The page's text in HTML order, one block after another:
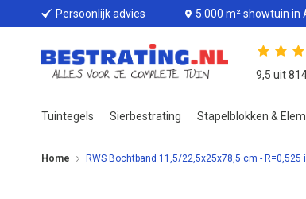
Persoonlijk advies 5.000 m² showtuin in
9,5 uit
Tuintegels Sierbestrating Stapelblokken &
Home RWS Bochtband 11,5/22,5x25x78,5 cm - R=0,525